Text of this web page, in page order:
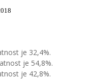
je 32,4%.
je 54,8%.
je 42,8%.